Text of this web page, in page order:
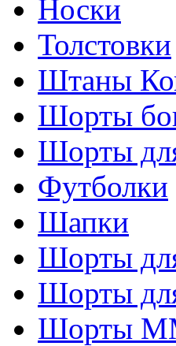
Носки
Толстовки
Штаны
Шорты
Шорты
Футболки
Шапки
Шорты
Шорты
Шорты